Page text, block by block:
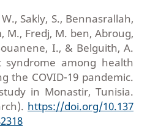
Sakly, S., Bennasrallah,
M., Fredj, M. ben, Abroug,
I., & Belguith, A.
syndrome among health
the COVID-19 pandemic.
in Monastir, Tunisia.
https://doi.org/10.137